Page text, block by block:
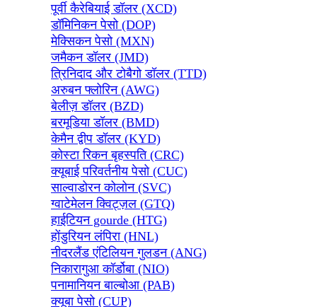
पूर्वी कैरेबियाई डॉलर (XCD)
डॉमिनिकन पेसो (DOP)
मेक्सिकन पेसो (MXN)
जमैकन डॉलर (JMD)
त्रिनिदाद और टोबैगो डॉलर (TTD)
अरुबन फ्लोरिन (AWG)
बेलीज़ डॉलर (BZD)
बरमूडिया डॉलर (BMD)
केमैन द्वीप डॉलर (KYD)
कोस्टा रिकन बृहस्पति (CRC)
क्यूबाई परिवर्तनीय पेसो (CUC)
साल्वाडोरन कोलोन (SVC)
ग्वाटेमेलन क्विट्ज़ल (GTQ)
हाईटियन gourde (HTG)
होंडुरियन लंपिरा (HNL)
नीदरलैंड एंटिलियन गुलडन (ANG)
निकारागुआ कॉर्डोबा (NIO)
पनामानियन बाल्बोआ (PAB)
क्यूबा पेसो (CUP)